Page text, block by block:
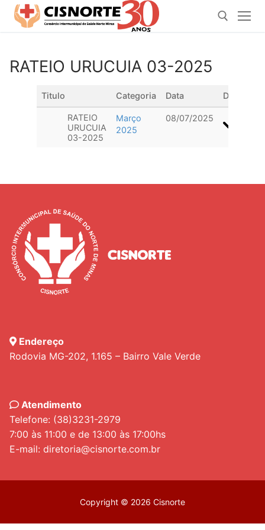
Pular
para
Pesquisar por:
RATEIO URUCUIA 03-2025
Titulo Categoria Data Download
RATEIO
URUCUIA
03-2025
Março
2025
08/07/2025
Endereço
Rodovia MG-202, 1.165 – Bairro Vale Verde
Atendimento
Telefone: (38)3231-2979
7:00 às 11:00 e de 13:00 às 17:00hs
E-mail: diretoria@cisnorte.com.br
Copyright © 2026 Cisnorte